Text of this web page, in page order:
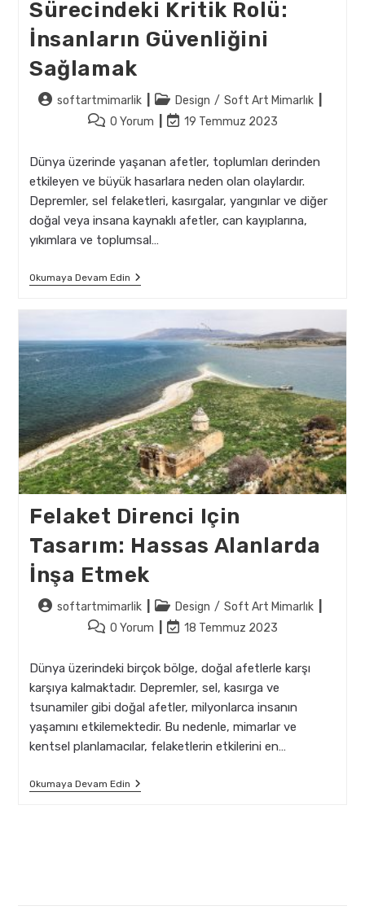
Sürecindeki Kritik Rolü:
İnsanların Güvenliğini
Sağlamak
Postsoftartmimarlik
Post
category:
Design / Soft Art Mimarlık
Post0 Yorum
Post
modified:
19 Temmuz 2023
Dünya üzerinde yaşanan afetler, toplumları derinden
etkileyen ve büyük hasarlara neden olan olaylardır.
Depremler, sel felaketleri, kasırgalar, yangınlar ve diğer
doğal veya insana kaynaklı afetler, can kayıplarına,
yıkımlara ve toplumsal…
Okumaya Devam EdinMimarinin
Afet
Kritik
Rolü:
İnsanların
Güvenliğini
Sağlamak
Felaket Direnci Için
Tasarım: Hassas Alanlarda
İnşa Etmek
Postsoftartmimarlik
Post
category:
Design / Soft Art Mimarlık
Post0 Yorum
Post
modified:
18 Temmuz 2023
Dünya üzerindeki birçok bölge, doğal afetlerle karşı
karşıya kalmaktadır. Depremler, sel, kasırga ve
tsunamiler gibi doğal afetler, milyonlarca insanın
yaşamını etkilemektedir. Bu nedenle, mimarlar ve
kentsel planlamacılar, felaketlerin etkilerini en…
Okumaya Devam EdinFelaket
Direnci